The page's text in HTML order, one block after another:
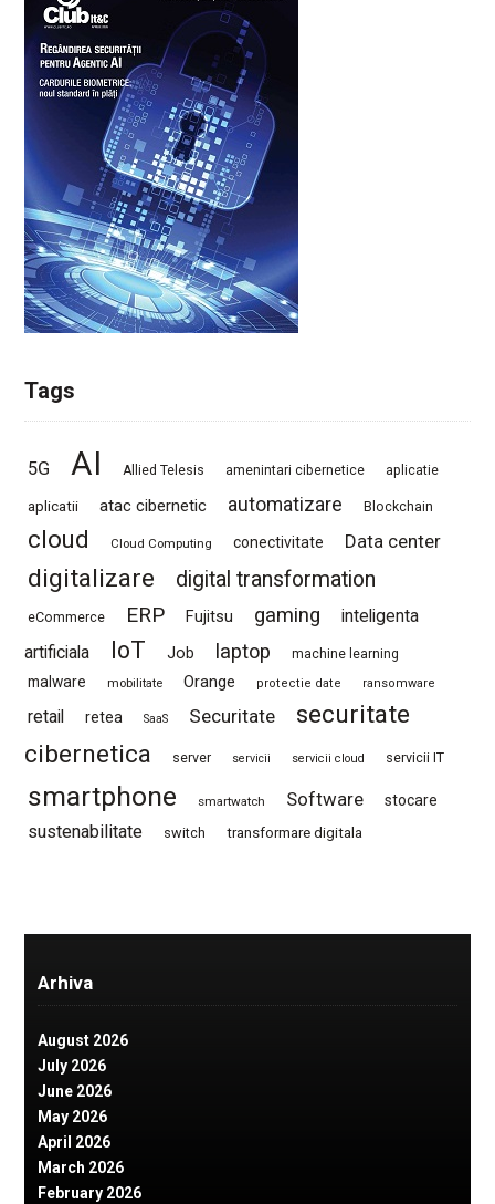
Tags
5G AI Allied Telesis amenintari cibernetice aplicatie
aplicatii atac cibernetic automatizare Blockchain
cloud Cloud Computing conectivitate Data center
digitalizare digital transformation
eCommerce ERP Fujitsu gaming
inteligenta
artificiala
IoT Job laptop machine learning
malware mobilitate Orange protectie date ransomware
retail retea SaaS Securitate
securitate
cibernetica
server servicii servicii cloud servicii IT
smartphone smartwatch Software stocare
sustenabilitate switch transformare digitala
Arhiva
August 2026
July 2026
June 2026
May 2026
April 2026
March 2026
February 2026